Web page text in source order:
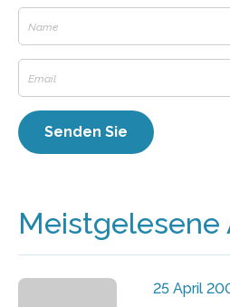
Meistgelesene
25 April